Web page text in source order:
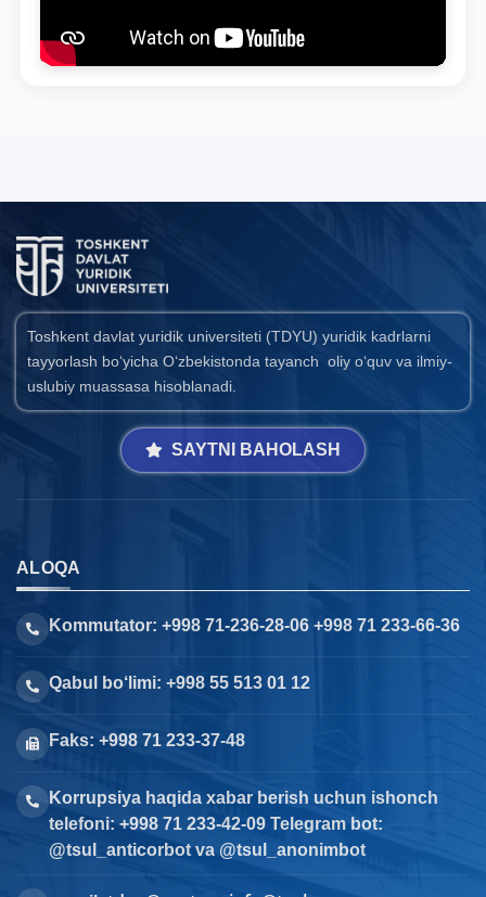
Toshkent davlat yuridik universiteti (TDYU) yuridik kadrlarni
tayyorlash bo‘yicha O‘zbekistonda tayanch oliy o‘quv va ilmiy-
uslubiy muassasa hisoblanadi.
SAYTNI BAHOLASH
ALOQA
Kommutator: +998 71-236-28-06 +998 71 233-66-36
Qabul bo‘limi: +998 55 513 01 12
Faks: +998 71 233-37-48
Korrupsiya haqida xabar berish uchun ishonch
telefoni: +998 71 233-42-09 Telegram bot:
@tsul_anticorbot va @tsul_anonimbot